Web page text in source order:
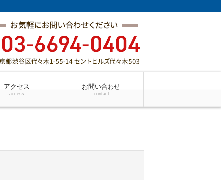
アクセス
access
お問い合わせ
contact